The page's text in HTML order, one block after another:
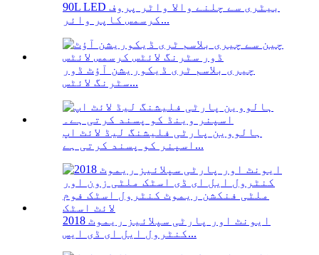
90L LED بیٹری سے چلنے والا واٹر پروف
کرسمس کاپر وائر...
چیری بلاسم ٹری ڈیکوریشن آؤٹ ڈور
سٹرنگ لائٹس...
ہالووین پارٹی فلیشنگ لیڈ لائٹ اپ
اسپنر کو پسند کرتی ہے...
2018 ایونٹ اور پارٹی سپلائیز ریموٹ
کنٹرول ایل ای ڈی ایس...